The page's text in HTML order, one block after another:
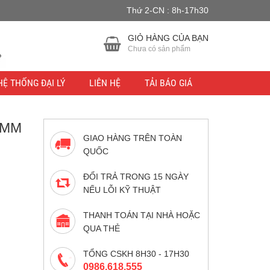
Thứ 2-CN : 8h-17h30
GIỎ HÀNG CỦA BẠN
Chưa có sản phẩm
THỐNG ĐẠI LÝ LIÊN HỆ TẢI BÁO GIÁ
GIAO HÀNG TRÊN TOÀN
QUỐC
ĐỔI TRẢ TRONG 15 NGÀY
NẾU LỖI KỸ THUẬT
THANH TOÁN TẠI NHÀ HOẶC
QUA THẺ
TỔNG CSKH 8H30 - 17H30
0986.618.555
lực.